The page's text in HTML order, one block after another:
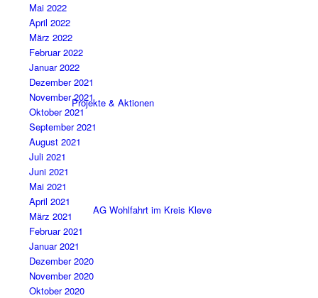
Projekte & Aktionen
AG Wohlfahrt im Kreis Kleve
Mai 2022
April 2022
März 2022
Februar 2022
Januar 2022
Dezember 2021
November 2021
Oktober 2021
September 2021
August 2021
Juli 2021
Juni 2021
Mai 2021
April 2021
März 2021
Februar 2021
Januar 2021
Dezember 2020
November 2020
Oktober 2020